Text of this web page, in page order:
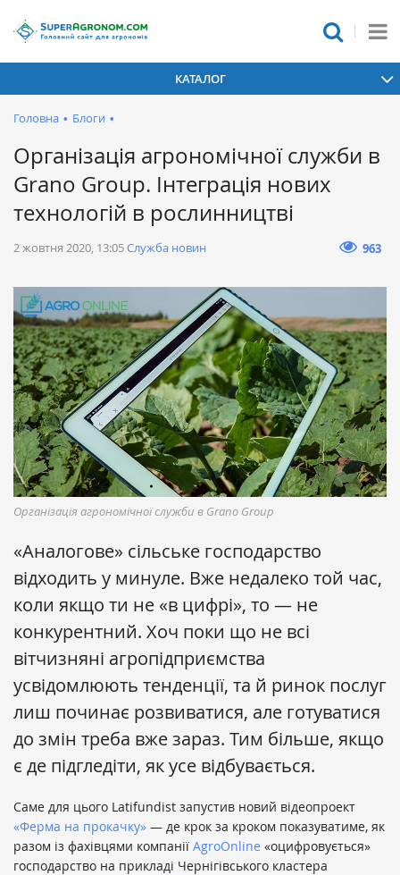
КАТАЛОГ
Головна • Блоги •
Організація агрономічної служби в
Grano Group. Інтеграція нових
технологій в рослинництві
2 жовтня 2020, 13:05Служба новин 963
Організація агрономічної служби в Grano Group
«Аналогове» сільське господарство
відходить у минуле. Вже недалеко той час,
коли якщо ти не «в цифрі», то — не
конкурентний. Хоч поки що не всі
вітчизняні агропідприємства
усвідомлюють тенденції, та й ринок послуг
лиш починає розвиватися, але готуватися
до змін треба вже зараз. Тим більше, якщо
є де підгледіти, як усе відбувається.
Саме для цього Latifundist запустив новий відеопроект
«Ферма на прокачку» — де крок за кроком показуватиме, як
разом із фахівцями компанії AgroOnline «оцифровується»
господарство на прикладі Чернігівського кластера